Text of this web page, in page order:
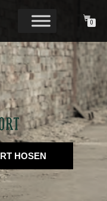
0
HOSEN